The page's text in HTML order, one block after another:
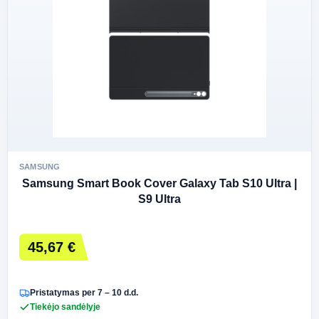
SAMSUNG
Samsung Smart Book Cover Galaxy Tab S10 Ultra |
S9 Ultra
45,67 €
Pristatymas per 7 – 10 d.d.
Tiekėjo sandėlyje